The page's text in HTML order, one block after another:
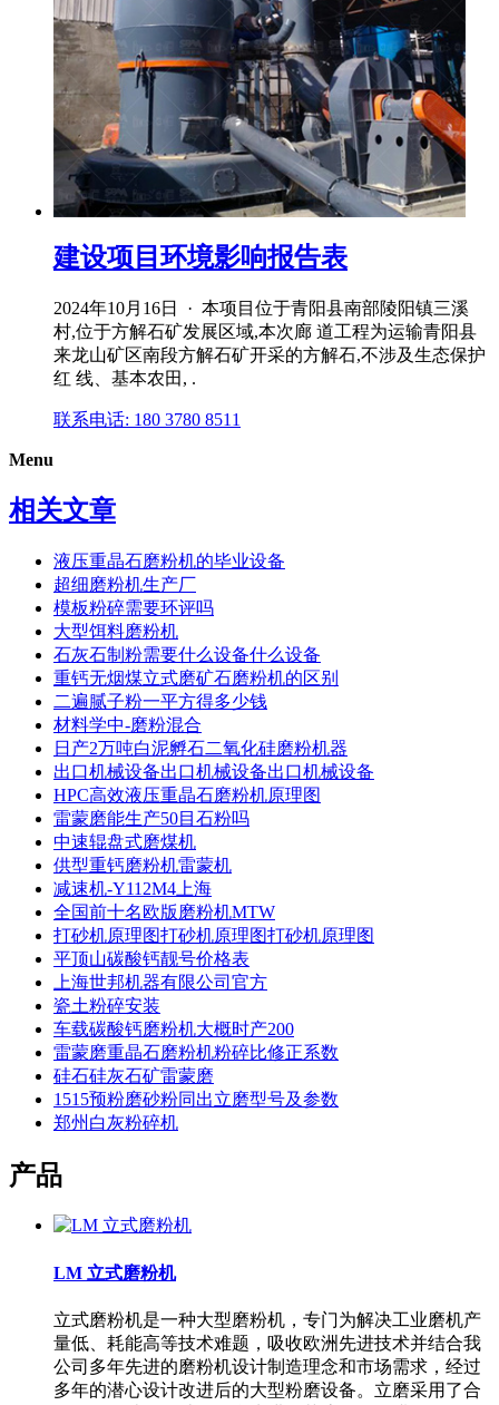
建设项目环境影响报告表
2024年10月16日 · 本项目位于青阳县南部陵阳镇三溪
村,位于方解石矿发展区域,本次廊 道工程为运输青阳县
来龙山矿区南段方解石矿开采的方解石,不涉及生态保护
红 线、基本农田, .
联系电话: 180 3780 8511
Menu
相关文章
液压重晶石磨粉机的毕业设备
超细磨粉机生产厂
模板粉碎需要环评吗
大型饵料磨粉机
石灰石制粉需要什么设备什么设备
重钙无烟煤立式磨矿石磨粉机的区别
二遍腻子粉一平方得多少钱
材料学中-磨粉混合
日产2万吨白泥孵石二氧化硅磨粉机器
出口机械设备出口机械设备出口机械设备
HPC高效液压重晶石磨粉机原理图
雷蒙磨能生产50目石粉吗
中速辊盘式磨煤机
供型重钙磨粉机雷蒙机
减速机-Y112M4上海
全国前十名欧版磨粉机MTW
打砂机原理图打砂机原理图打砂机原理图
平顶山碳酸钙靓号价格表
上海世邦机器有限公司官方
瓷土粉碎安装
车载碳酸钙磨粉机大概时产200
雷蒙磨重晶石磨粉机粉碎比修正系数
硅石硅灰石矿雷蒙磨
1515预粉磨砂粉同出立磨型号及参数
郑州白灰粉碎机
产品
LM 立式磨粉机
立式磨粉机是一种大型磨粉机，专门为解决工业磨机产
量低、耗能高等技术难题，吸收欧洲先进技术并结合我
公司多年先进的磨粉机设计制造理念和市场需求，经过
多年的潜心设计改进后的大型粉磨设备。立磨采用了合